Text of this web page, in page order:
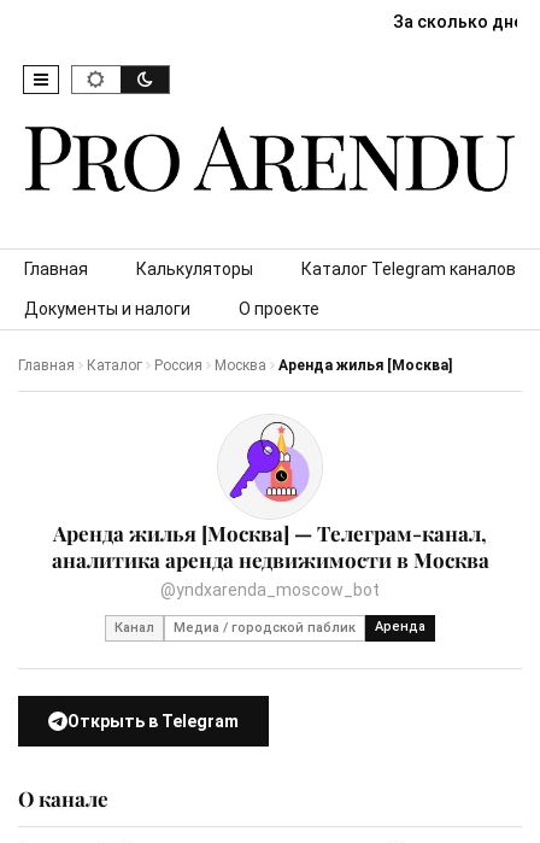
За сколько дней
Skip to content
Главная Калькуляторы Каталог Telegram каналов
Документы и налоги О проекте
Главная Каталог Россия Москва Аренда жилья [Москва]
Аренда жилья [Москва] — Телеграм-канал,
аналитика аренда недвижимости в Москва
@yndxarenda_moscow_bot
Канал Медиа / городской паблик Аренда
Открыть в Telegram
О канале